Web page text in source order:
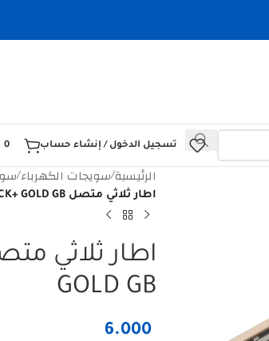
تسجيل الدخول / إنشاء حساب 0
الرئيسية/سويجات الكهرباء/
اطار ثلاثي متصل PLATINUM – BLACK+ GOLD GB
GOLD GB
6.000